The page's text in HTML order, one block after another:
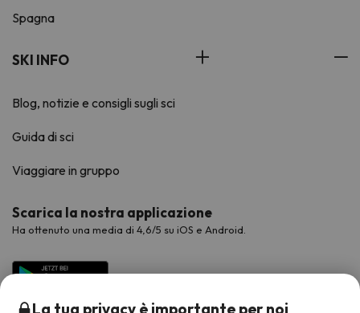
Spagna
SKI INFO
Blog, notizie e consigli sugli sci
Guida di sci
Viaggiare in gruppo
Scarica la nostra applicazione
Ha ottenuto una media di 4,6/5 su iOS e Android.
La tua privacy è importante per noi